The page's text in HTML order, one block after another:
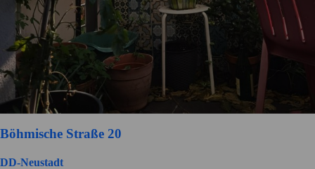
Böhmische Straße 20
DD-Neustadt